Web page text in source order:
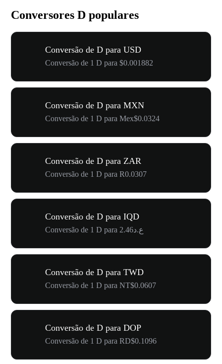
Conversores D populares
Conversão de D para USD
Conversão de 1 D para $0.001882
Conversão de D para MXN
Conversão de 1 D para Mex$0.0324
Conversão de D para ZAR
Conversão de 1 D para R0.0307
Conversão de D para IQD
Conversão de 1 D para ع.د2.46
Conversão de D para TWD
Conversão de 1 D para NT$0.0607
Conversão de D para DOP
Conversão de 1 D para RD$0.1096